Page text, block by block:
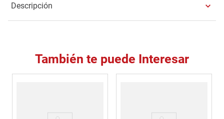
Descripción
También te puede Interesar